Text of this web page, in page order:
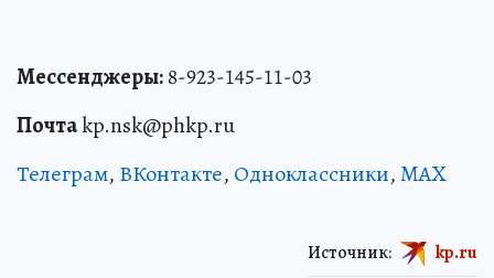
Мессенджеры:8-923-145-11-03
Почтаkp.nsk@phkp.ru
Телеграм, ВКонтакте, Одноклассники,MAX
Источник: kp.ru